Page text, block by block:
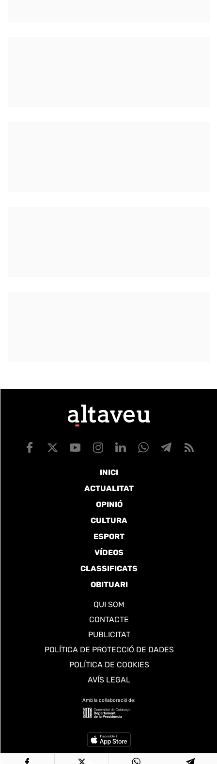
INICI
ACTUALITAT
OPINIÓ
CULTURA
ESPORT
VÍDEOS
CLASSIFICATS
OBITUARI
QUI SOM
CONTACTE
PUBLICITAT
POLÍTICA DE PROTECCIÓ DE DADES
POLÍTICA DE COOKIES
AVÍS LEGAL
Amb la col·laboració de: